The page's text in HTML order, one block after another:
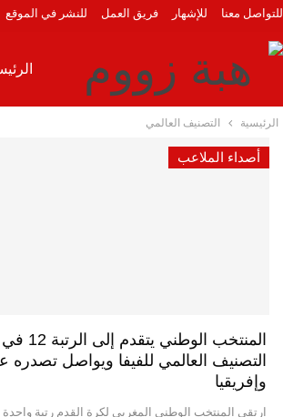
للتواصل معنا للإشهار فريق العمل للنشر في الموقع
الرئيسية التصنيف العالمي
أصداء الملاعب
المنتخب الوطني يتقدم إلى الرتبة 12 في
التصنيف العالمي للفيفا ويواصل تصدره
وإفريقيا
ارتقى المنتخب الوطني المغربي لكرة القدم رتبة